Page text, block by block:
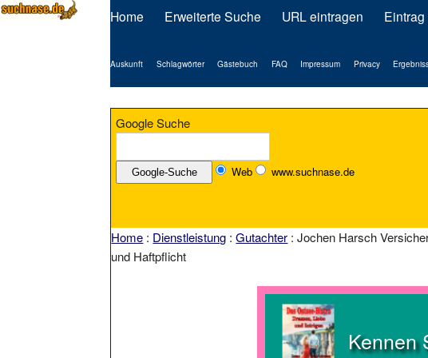
Home Erweiterte Suche URL eintragen
Auskunft Schlagwörter Gästebuch FAQ Impressum Privacy
Google Suche
Web www.suchnase.de
Home : Dienstleistung :Gutachter : Jochen Harsch
und Haftpflicht
Kennen